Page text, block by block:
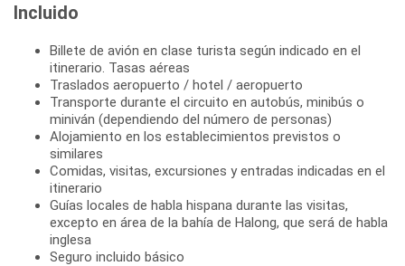
Incluido
Billete de avión en clase turista según indicado en el
itinerario. Tasas aéreas
Traslados aeropuerto / hotel / aeropuerto
Transporte durante el circuito en autobús, minibús o
miniván (dependiendo del número de personas)
Alojamiento en los establecimientos previstos o
similares
Comidas, visitas, excursiones y entradas indicadas en el
itinerario
Guías locales de habla hispana durante las visitas,
excepto en área de la bahía de Halong, que será de habla
inglesa
Seguro incluido básico